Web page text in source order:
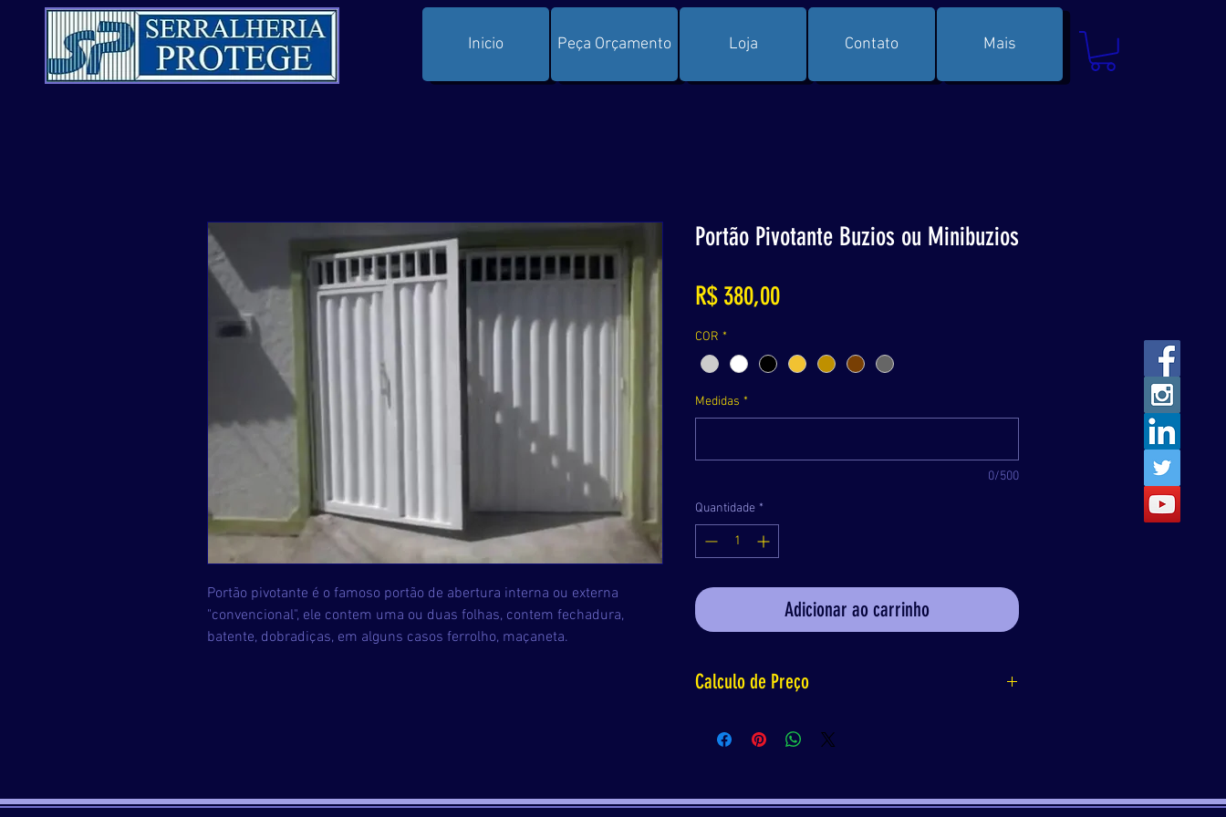
Inicio Peça Orçamento Loja Contato Mais
Portão pivotante é o famoso portão de abertura interna ou externa
"convencional", ele contem uma ou duas folhas, contem fechadura,
batente, dobradiças, em alguns casos ferrolho, maçaneta.
Portão Pivotante Buzios ou Minibuzios
R$ 380,00Preço
COR *
Medidas *
0/500
Quantidade *
Adicionar ao carrinho
Calculo de Preço
x largura = m² , m² x preço do anuncio = valor do